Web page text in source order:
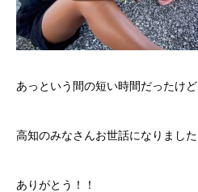
あっという間の短い時間だったけど
高知のみなさんお世話になりました
ありがとう！！